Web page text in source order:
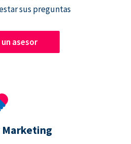
sus preguntas
asesor
Marketing